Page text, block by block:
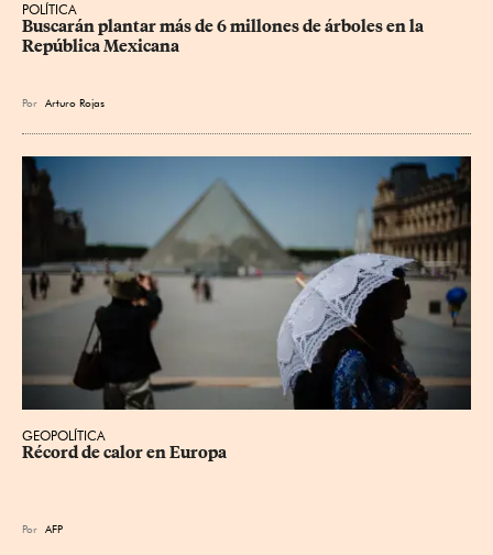
POLÍTICA
Buscarán plantar más de 6 millones de árboles en la
República Mexicana
Por Arturo Rojas
GEOPOLÍTICA
Récord de calor en Europa
Por AFP